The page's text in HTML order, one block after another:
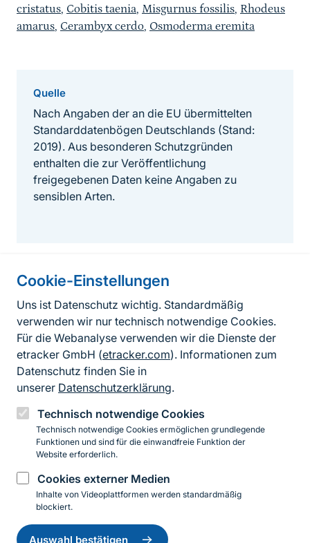
Cookie-Einstellungen
Uns ist Datenschutz wichtig. Standardmäßig
verwenden wir nur technisch notwendige Cookies.
Für die Webanalyse verwenden wir die Dienste der
etracker GmbH (etracker.com). Informationen zum
Datenschutz finden Sie in
unserer Datenschutzerklärung.
Technisch notwendige Cookies
Technisch notwendige Cookies ermöglichen grundlegende
Funktionen und sind für die einwandfreie Funktion der
Website erforderlich.
Cookies externer Medien
Inhalte von Videoplattformen werden standardmäßig
blockiert.
Auswahl bestätigen
Einwilligung
zurückziehen
cristatus, Cobitis taenia, Misgurnus fossilis, Rhodeus
amarus, Cerambyx cerdo, Osmoderma eremita
Quelle
Nach Angaben der an die EU übermittelten
Standarddatenbögen Deutschlands (Stand:
2019). Aus besonderen Schutzgründen
enthalten die zur Veröffentlichung
freigegebenen Daten keine Angaben zu
sensiblen Arten.
Informationen zur Seite
FußzeileKontakt zum BfN
Kontaktformular
Erklärung zur Barrierefreiheit
Impressum
Datenschutz
InstagramFacebookYouTubeLinkedIn
© 2026 Bundesamt für Naturschutz